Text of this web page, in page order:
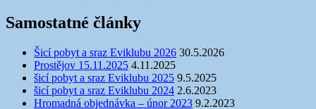
Samostatné články
Šicí pobyt a sraz Eviklubu 2026 30.5.2026
Prostějov 15.11.2025 4.11.2025
šicí pobyt a sraz Eviklubu 2025 9.5.2025
šicí pobyt a sraz Eviklubu 2024 2.6.2023
Hromadná objednávka – únor 2023 9.2.2023